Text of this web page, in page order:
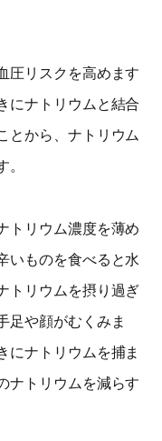
圧リスクを高めます
にナトリウムと結合
とから、ナトリウム
。
トリウム濃度を薄め
いものを食べると水
トリウムを摂り過ぎ
足や顔がむくみま
にナトリウムを捕ま
ナトリウムを減らす